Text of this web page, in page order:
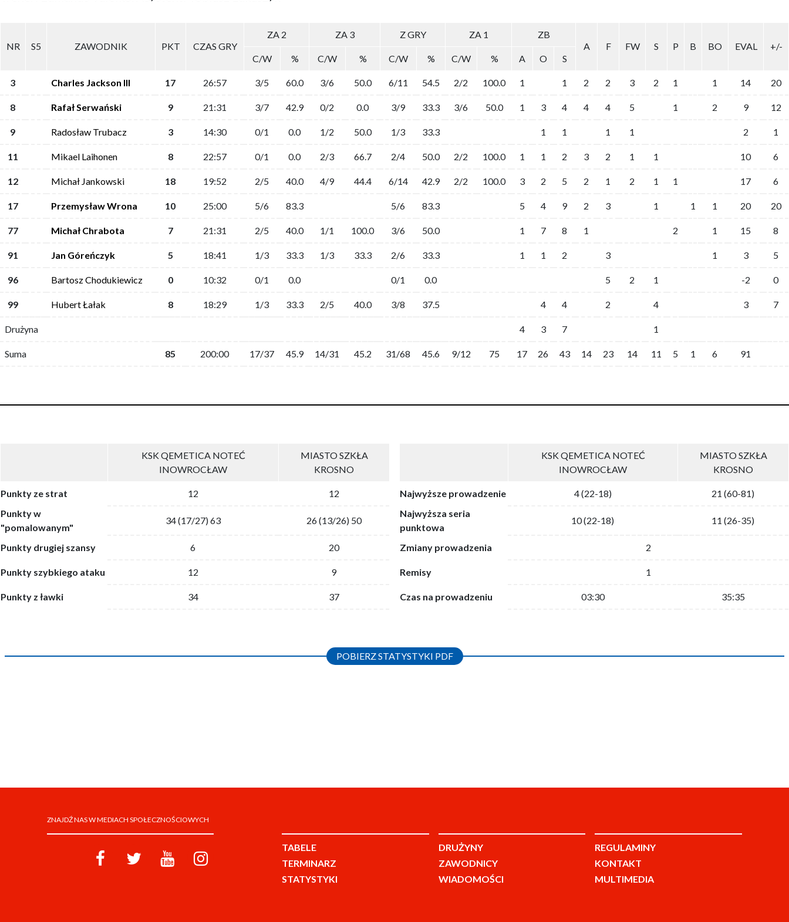
NR S5 ZAWODNIK PKT CZAS GRY
ZA 2 ZA 3 Z GRY ZA 1
ZB
A
F FW S P B BO EVAL
+/-
C/W
% C/W % C/W % C/W % A O S
3 Charles Jackson III 17 26:57 3/5 60.0 3/6 50.0 6/11 54.5 2/2 100.0 1 1 2 2 3 2 1 1 14 20
8 Rafał Serwański 9 21:31 3/7 42.9 0/2 0.0 3/9 33.3 3/6 50.0 1 3 4 4 4 5 1 2 9 12
9 Radosław Trubacz 3 14:30 0/1 0.0 1/2 50.0 1/3 33.3 1 1 1 1 2 1
11 Mikael Laihonen 8 22:57 0/1 0.0 2/3 66.7 2/4 50.0 2/2 100.0 1 1 2 3 2 1 1 10 6
12 Michał Jankowski 18 19:52 2/5 40.0 4/9 44.4 6/14 42.9 2/2 100.0 3 2 5 2 1 2 1 1 17 6
17 Przemysław Wrona 10 25:00 5/6 83.3 5/6 83.3 5 4 9 2 3 1 1 1 20 20
77 Michał Chrabota 7 21:31 2/5 40.0 1/1 100.0 3/6 50.0 1 7 8 1 2 1 15 8
91 Jan Góreńczyk 5 18:41 1/3 33.3 1/3 33.3 2/6 33.3 1 1 2 3 1 3 5
96 Bartosz Chodukiewicz 0 10:32 0/1 0.0 0/1 0.0 5 2 1 -2 0
99 Hubert Łałak 8 18:29 1/3 33.3 2/5 40.0 3/8 37.5 4 4 2 4 3 7
Drużyna 4 3 7 1
Suma 85 200:00 17/37 45.9 14/31 45.2 31/68 45.6 9/12 75 17 26 43 14 23 14 11 5 1 6 91
KSK QEMETICA NOTEĆ
INOWROCŁAW
MIASTO SZKŁA
KROSNO
Punkty ze strat 12
12
Punkty w
"pomalowanym"
34 (17/27) 63 26 (13/26) 50
Punkty drugiej szansy 6 20
Punkty szybkiego ataku 12 9
Punkty z ławki 34 37
KSK QEMETICA NOTEĆ
INOWROCŁAW
MIASTO SZKŁA
KROSNO
Najwyższe prowadzenie 4 (22-18)
21 (60-81)
Najwyższa seria
punktowa
10 (22-18) 11 (26-35)
Zmiany prowadzenia 2
Remisy 1
Czas na prowadzeniu 03:30 35:35
POBIERZ STATYSTYKI PDF
ZNAJDŹ NAS W MEDIACH SPOŁECZNOŚCIOWYCH
TABELE
TERMINARZ
STATYSTYKI
DRUŻYNY
ZAWODNICY
WIADOMOŚCI
REGULAMINY
KONTAKT
MULTIMEDIA